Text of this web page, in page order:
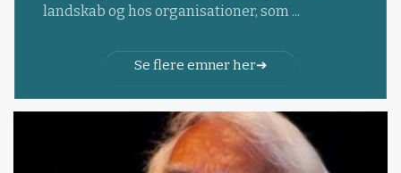
landskab og hos organisationer, som ...
Se flere emner her